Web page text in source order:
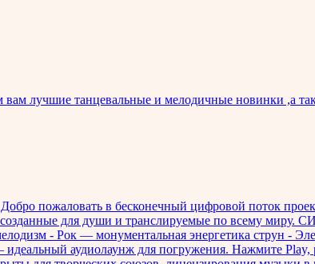
лучшие танцевальные и мелодичные новинки ,а
пожаловать в бесконечный цифровой поток
созданные для души и транслируемые по
- Рок — монументальная энергетика струн -
аудиолаунж для погружения. Нажмите Play,